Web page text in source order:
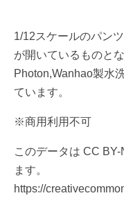
1/12スケールのパン
が開いているものと
Photon,Wanhao製水
ています。
※商用利用不可
このデータは CC
ます。
https://